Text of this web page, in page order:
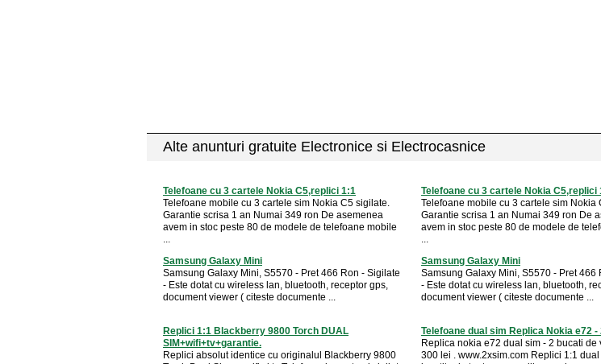
Alte anunturi gratuite Electronice si Electrocasnice
Telefoane cu 3 cartele Nokia C5,replici 1:1
Telefoane mobile cu 3 cartele sim Nokia C5 sigilate.
Garantie scrisa 1 an Numai 349 ron De asemenea
avem in stoc peste 80 de modele de telefoane mobile
...
Telefoane cu 3 cartele Nokia C5,replici
Telefoane mobile cu 3 cartele sim Nokia
Garantie scrisa 1 an Numai 349 ron De
avem in stoc peste 80 de modele de
...
Samsung Galaxy Mini
Samsung Galaxy Mini, S5570 - Pret 466 Ron - Sigilate
- Este dotat cu wireless lan, bluetooth, receptor gps,
document viewer ( citeste documente ...
Samsung Galaxy Mini
Samsung Galaxy Mini, S5570 - Pret 466
- Este dotat cu wireless lan, bluetooth,
document viewer ( citeste documente ...
Replici 1:1 Blackberry 9800 Torch DUAL
SIM+wifi+tv+garantie.
Replici absolut identice cu originalul Blackberry 9800
Telefoane dual sim Replica Nokia e72 -
Replica nokia e72 dual sim - 2 bucati de
300 lei . www.2xsim.com Replici 1:1 dual